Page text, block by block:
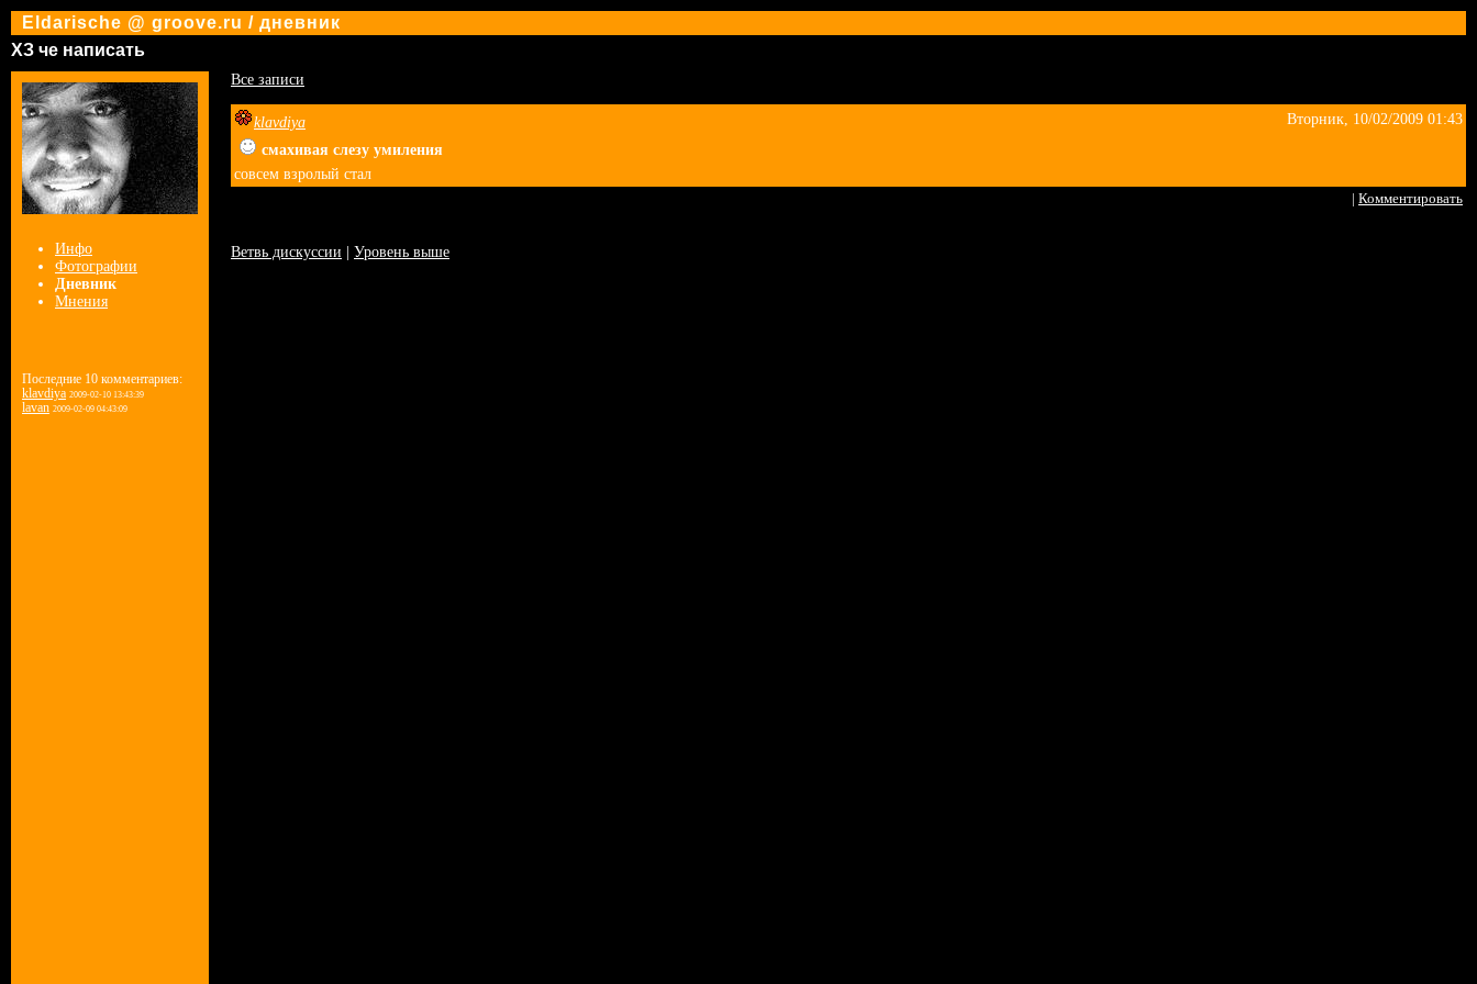
Eldarische @ groove.ru / дневник
ХЗ че написать
Инфо
Фотографии
Дневник
Мнения
Последние 10 комментариев:
klavdiya 2009-02-10 13:43:39
lavan 2009-02-09 04:43:09
Все записи
klavdiya
Вторник, 10/02/2009 01:43
смахивая слезу умиления
совсем взролый стал
| Комментировать
Ветвь дискуссии Уровень выше